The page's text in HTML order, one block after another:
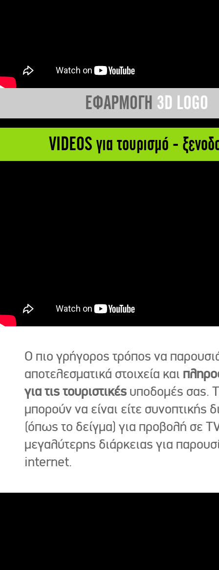
ΕΦΑΡΜΟΓΗ 3D LOGO
VIDEOS για τουρισμό -
Ο πιο γρήγορος τρόπος να
αποτελεσματικά στοιχεία και
για τις τουριστικές υποδομές σας.
μπορούν να είναι είτε συνοπτικής
(όπως το δείγμα) για προβολή σε
μεγαλύτερης διάρκειας για
internet.